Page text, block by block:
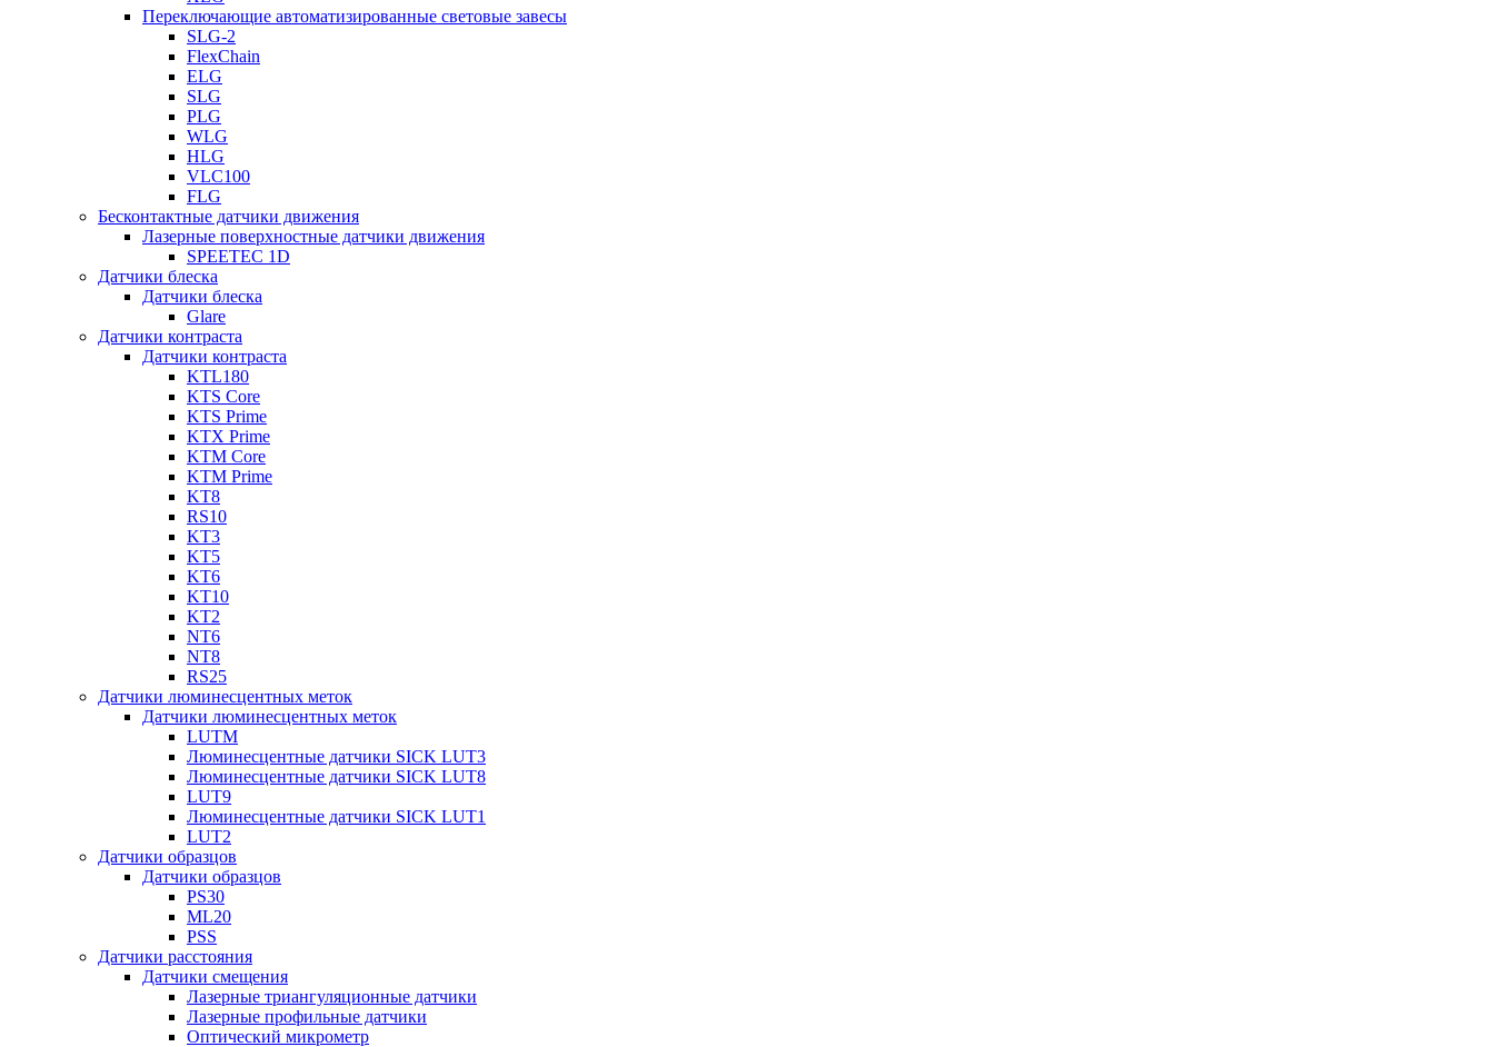
Переключающие автоматизированные световые завесы
SLG-2
FlexChain
ELG
SLG
PLG
WLG
HLG
VLC100
FLG
Бесконтактные датчики движения
Лазерные поверхностные датчики движения
SPEETEC 1D
Датчики блеска
Датчики блеска
Glare
Датчики контраста
Датчики контраста
KTL180
KTS Core
KTS Prime
KTX Prime
KTM Core
KTM Prime
KT8
RS10
KT3
KT5
KT6
KT10
KT2
NT6
NT8
RS25
Датчики люминесцентных меток
Датчики люминесцентных меток
LUTM
Люминесцентные датчики SICK LUT3
Люминесцентные датчики SICK LUT8
LUT9
Люминесцентные датчики SICK LUT1
LUT2
Датчики образцов
Датчики образцов
PS30
ML20
PSS
Датчики расстояния
Датчики смещения
Лазерные триангуляционные датчики
Лазерные профильные датчики
Оптический микрометр